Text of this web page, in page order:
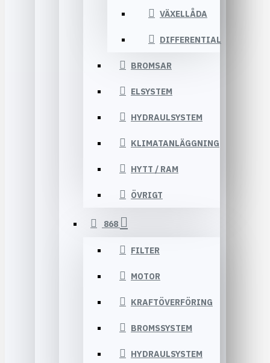
VÄXELLÅDA
DIFFERENTIAL
BROMSAR
ELSYSTEM
HYDRAULSYSTEM
KLIMATANLÄGGNING
HYTT / RAM
ÖVRIGT
868
FILTER
MOTOR
KRAFTÖVERFÖRING
BROMSSYSTEM
HYDRAULSYSTEM